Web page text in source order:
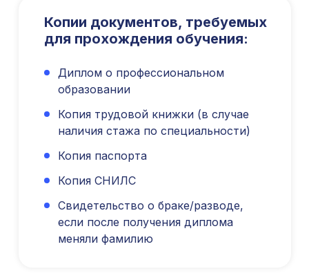
Диплом о профессиональном
образовании
Копия трудовой книжки (в случае
наличия стажа по специальности)
Копия паспорта
Копия СНИЛС
Свидетельство о браке/разводе,
если после получения диплома
меняли фамилию
Копии документов, требуемых
для прохождения обучения:
Со средним образованием
С высшим образованием
Аккредитация
Прохождение тестов по клиническим
Сопровождение первичной
специализированной аккредитации
Периодическая аккредитация «под ключ»